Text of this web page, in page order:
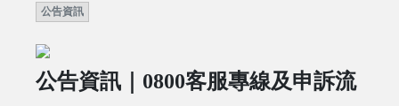
公告資訊
公告資訊｜0800客服專線及申訴流